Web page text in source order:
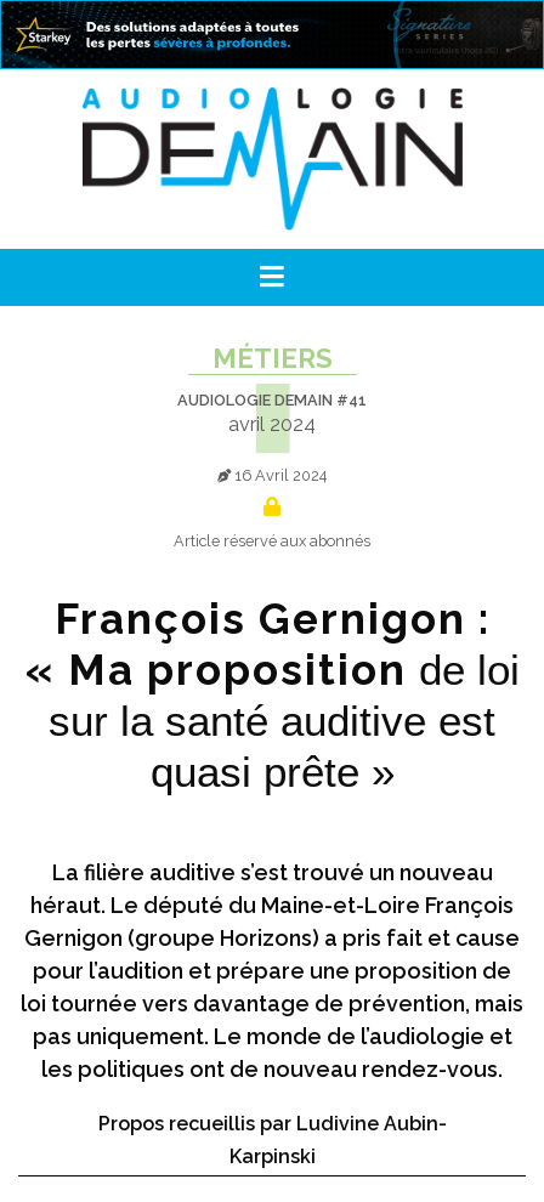
MÉTIERS
AUDIOLOGIE DEMAIN #41
avril 2024
16 Avril 2024
Article réservé aux abonnés
François Gernigon :
« Ma proposition de loi
sur la santé auditive est
quasi prête »
La filière auditive s’est trouvé un nouveau
héraut. Le député du Maine-et-Loire François
Gernigon (groupe Horizons) a pris fait et cause
pour l’audition et prépare une proposition de
loi tournée vers davantage de prévention, mais
pas uniquement. Le monde de l’audiologie et
les politiques ont de nouveau rendez-vous.
Propos recueillis par Ludivine Aubin-
Karpinski